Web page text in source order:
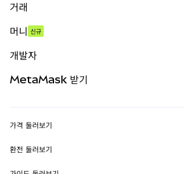
거래
무기한 선물
실물자산
머니 신규
개발자
MetaMask Connect
MetaMask 받기
가격 둘러보기
이더리움 가격
솔라나 가격
환전 둘러보기